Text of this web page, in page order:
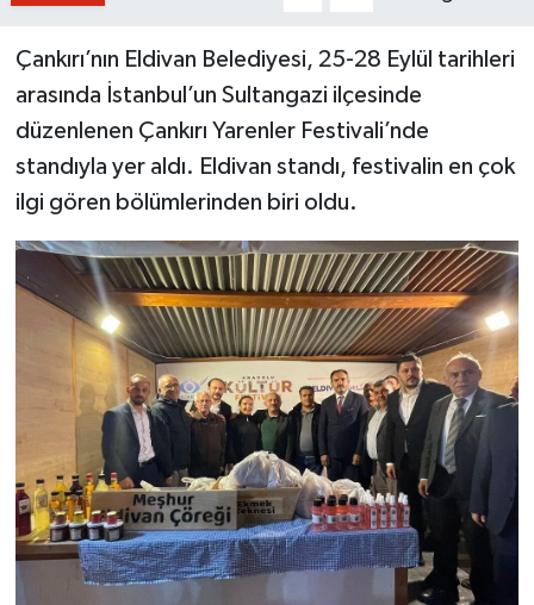
Çankırı’nın Eldivan Belediyesi, 25-28 Eylül tarihleri
arasında İstanbul’un Sultangazi ilçesinde
düzenlenen Çankırı Yarenler Festivali’nde
standıyla yer aldı. Eldivan standı, festivalin en çok
ilgi gören bölümlerinden biri oldu.